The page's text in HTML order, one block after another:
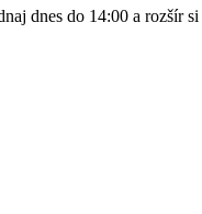
dnes do 14:00 a rozšír